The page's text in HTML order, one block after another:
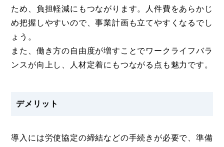
ため、負担軽減にもつながります。人件費をあらかじ
め把握しやすいので、事業計画も立てやすくなるでし
ょう。
また、働き方の自由度が増すことでワークライフバラ
ンスが向上し、人材定着にもつながる点も魅力です。
デメリット
導入には労使協定の締結などの手続きが必要で、準備